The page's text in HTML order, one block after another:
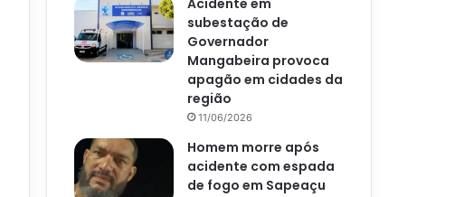
Acidente em
subestação de
Governador
Mangabeira provoca
apagão em cidades da
região
11/06/2026
Homem morre após
acidente com espada
de fogo em Sapeaçu